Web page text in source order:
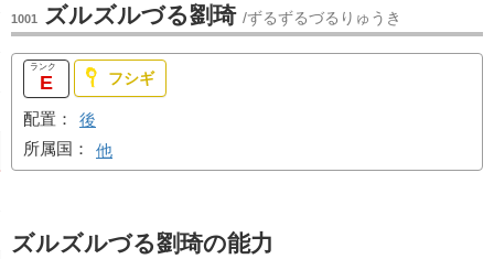
1001 ズルズルづる劉琦 /ずるずるづるりゅうき
E フシギ
配置：
後
所属国：
他
ズルズルづる劉琦の能力